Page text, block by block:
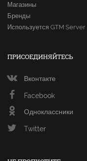
Магазины
Бренды
Используется GTM
ПРИСОЕДИНЯЙТЕСЬ
Вконтакте
Facebook
Одноклассники
Twitter